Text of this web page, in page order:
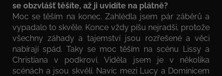
se obzvlášť těšíte, až ji uvidíte na plátně?
Moc se těším na konec. Zahlédla jsem pár záběrů a
vypadalo to skvěle. Konce vždy píšu nejradši, protože
všechny záhady a tajemství jsou rozřešené a věci
nabírají spád. Taky se moc těším na scénu Lissy a
Christiana v podkroví. Viděla jsem je v několika
scénách a jsou skvělí. Navíc mezi Lucy a Dominicem